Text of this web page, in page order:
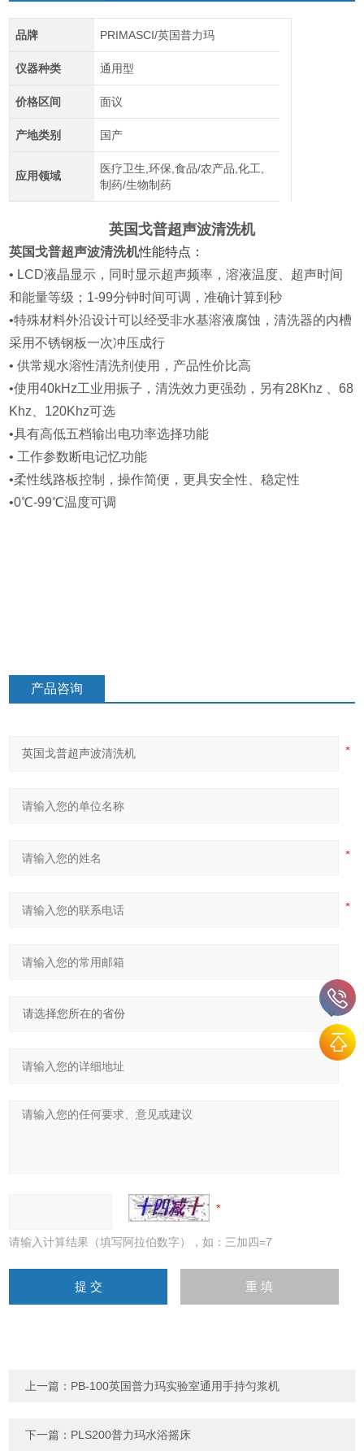
品牌 PRIMASCI/英国普力玛
仪器种类 通用型
价格区间 面议
产地类别 国产
应用领域
医疗卫生,环保,食品/农产品,化工,
制药/生物制药
英国戈普超声波清洗机
英国戈普超声波清洗机性能特点：
• LCD液晶显示，同时显示超声频率，溶液温度、超声时间
和能量等级；1-99分钟时间可调，准确计算到秒
•特殊材料外沿设计可以经受非水基溶液腐蚀，清洗器的内槽
采用不锈钢板一次冲压成行
• 供常规水溶性清洗剂使用，产品性价比高
•使用40kHz工业用振子，清洗效力更强劲，另有28Khz 、68
Khz、120Khz可选
•具有高低五档输出电功率选择功能
• 工作参数断电记忆功能
•柔性线路板控制，操作简便，更具安全性、稳定性
•0℃-99℃温度可调
产品咨询
请输入计算结果（填写阿拉伯数字），如：三加四=7
上一篇： PB-100英国普力玛实验室通用手持匀浆机
下一篇： PLS200普力玛水浴摇床